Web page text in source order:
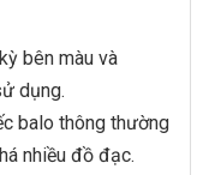
bên màu và
dụng.
balo thông thường
nhiều đồ đạc.